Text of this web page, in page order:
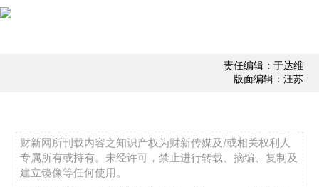
责任编辑：于达维
版面编辑：汪苏
财新网所刊载内容之知识产权为财新传媒及/或相关权利人
专属所有或持有。未经许可，禁止进行转载、摘编、复制及
建立镜像等任何使用。